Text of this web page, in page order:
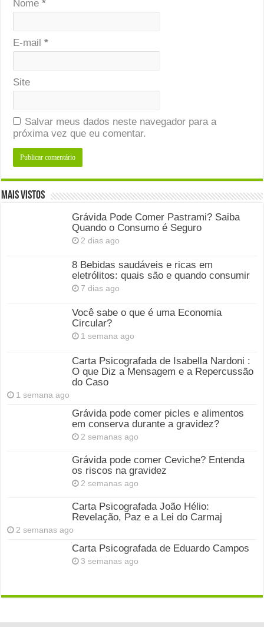
Nome*
E-mail*
Site
Salvar meus dados neste navegador para a
próxima vez que eu comentar.
Mais Vistos
Grávida Pode Comer Pastrami? Saiba
Quando o Consumo é Seguro
2 dias ago
8 Bebidas saudáveis e ricas em
eletrólitos: quais são e quando consumir
7 dias ago
Você sabe o que é uma Economia
Circular?
1 semana ago
Carta Psicografada de Isabella Nardoni :
O que Diz a Mensagem e a Repercussão
do Caso
1 semana ago
Grávida pode comer picles e alimentos
em conserva durante a gravidez?
2 semanas ago
Grávida pode comer Ceviche? Entenda
os riscos na gravidez
2 semanas ago
Carta Psicografada João Hélio:
Revelação, Paz e a Lei do Carmaj
2 semanas ago
Carta Psicografada de Eduardo Campos
3 semanas ago